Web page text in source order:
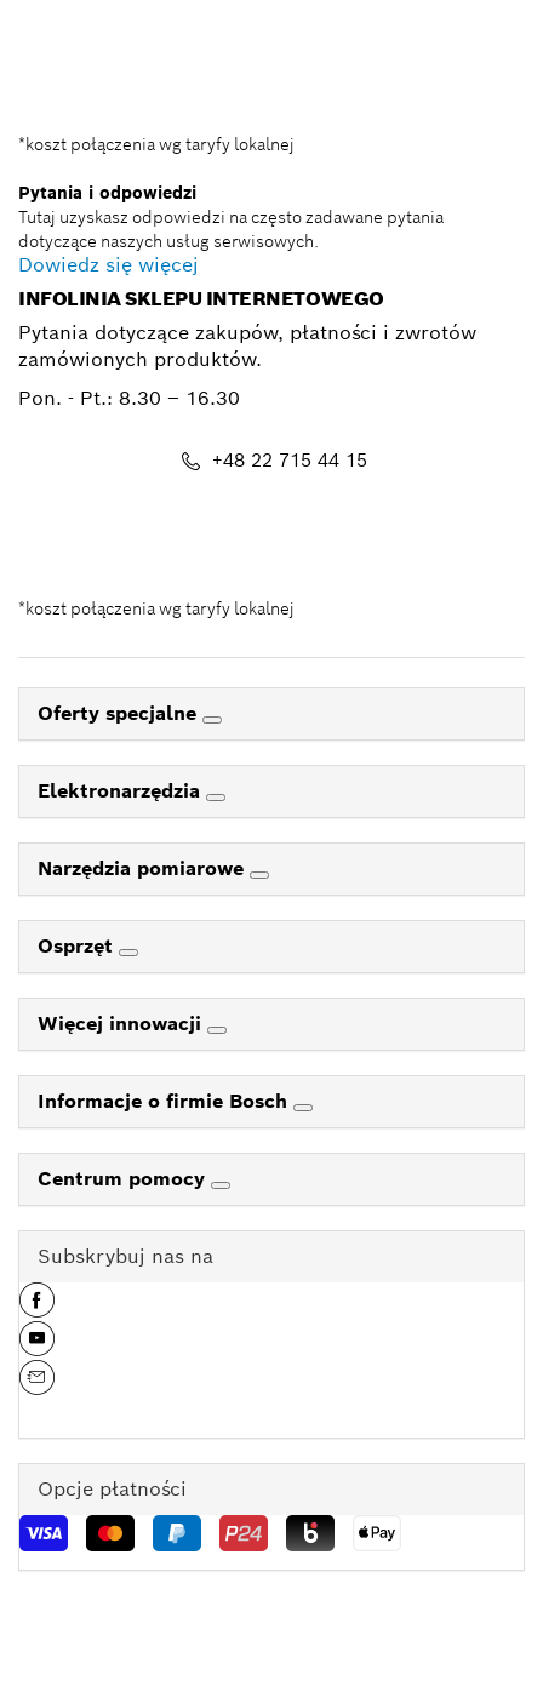
*koszt połączenia wg taryfy lokalnej
Pytania i odpowiedzi
Tutaj uzyskasz odpowiedzi na często zadawane pytania
dotyczące naszych usług serwisowych.
Dowiedz się więcej
INFOLINIA SKLEPU INTERNETOWEGO
Pytania dotyczące zakupów, płatności i zwrotów
zamówionych produktów.
Pon. - Pt.: 8.30 – 16.30
+48 22 715 44 15
*koszt połączenia wg taryfy lokalnej
Oferty specjalne
Elektronarzędzia
Narzędzia pomiarowe
Osprzęt
Więcej innowacji
Informacje o firmie Bosch
Centrum pomocy
Subskrybuj nas na
Opcje płatności